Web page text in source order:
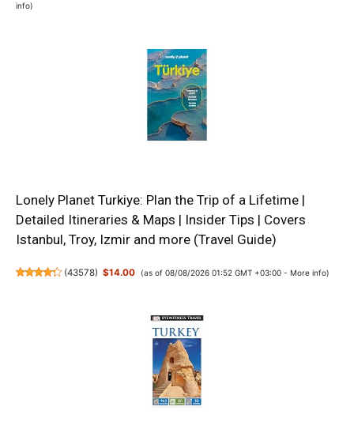
info)
Lonely Planet Turkiye: Plan the Trip of a Lifetime |
Detailed Itineraries & Maps | Insider Tips | Covers
Istanbul, Troy, Izmir and more (Travel Guide)
(43578) $14.00 (as of 08/08/2026 01:52 GMT +03:00 - More info)